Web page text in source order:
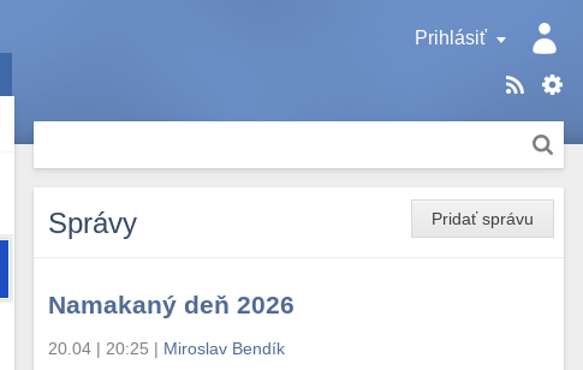
Prihlásiť
Pridať správu
Správy
Namakaný deň 2026
20.04 | 20:25 | Miroslav Bendík